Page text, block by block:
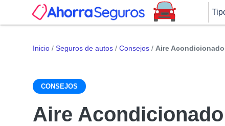
Inicio / Seguros de autos / Consejos / Aire
CONSEJOS
Aire